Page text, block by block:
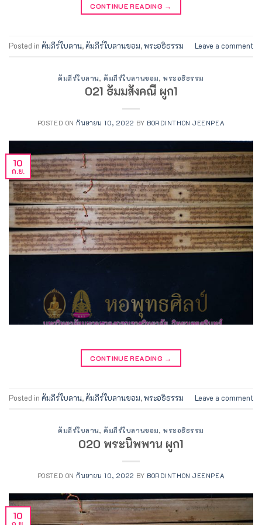
CONTINUE READING →
Posted in คัมภีร์ใบลาน,คัมภีร์ใบลานขอม,พระอธิธรรม Leave a comment
คัมภีร์ใบลาน,คัมภีร์ใบลานขอม, พระอธิธรรม
021 ธัมมสังคณี ผูก1
POSTED ONกันยายน 10, 2022 BY BORDINTHON JEENPEA
10
ก.ย.
CONTINUE READING →
Posted in คัมภีร์ใบลาน,คัมภีร์ใบลานขอม,พระอธิธรรม Leave a comment
คัมภีร์ใบลาน,คัมภีร์ใบลานขอม, พระอธิธรรม
020 พระนิพพาน ผูก1
POSTED ONกันยายน 10, 2022 BY BORDINTHON JEENPEA
10